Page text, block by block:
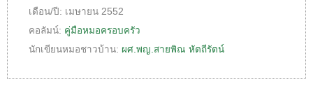
เดือน/ปี: เมษายน 2552
คอลัมน์: คู่มือหมอครอบครัว
นักเขียนหมอชาวบ้าน: ผศ.พญ.สายพิณ หัตถีรัตน์